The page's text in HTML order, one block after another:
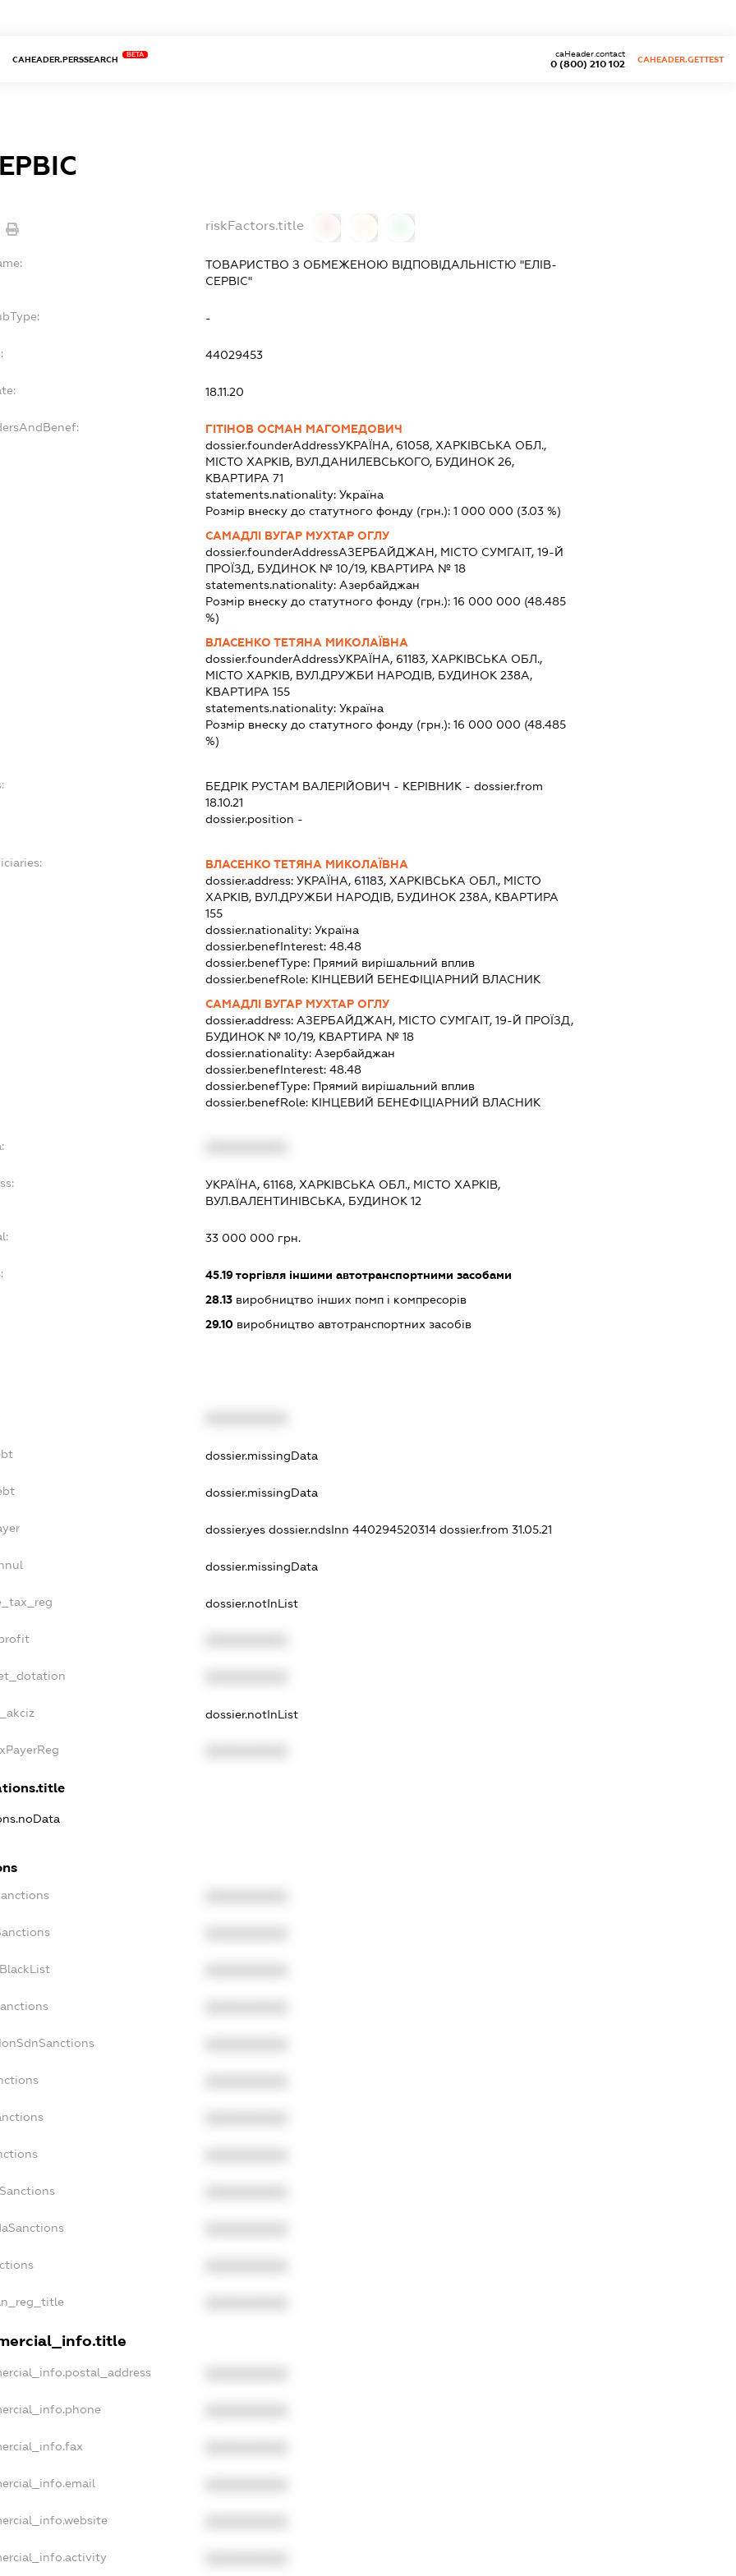
CAHEADER.PERSSEARCH
BETA
0 (800) 210 102
caHeader.contact
CAHEADER.GETTEST
riskFactors.title
ТОВАРИСТВО З ОБМЕЖЕНОЮ ВІДПОВІДАЛЬНІСТЮ "ЕЛІВ-
СЕРВІС"
-
44029453
18.11.20
ГІТІНОВ ОСМАН МАГОМЕДОВИЧ
dossier.founderAddressУКРАЇНА, 61058, ХАРКІВСЬКА ОБЛ.,
МІСТО ХАРКІВ, ВУЛ.ДАНИЛЕВСЬКОГО, БУДИНОК 26,
КВАРТИРА 71
statements.nationality:Україна
Розмір внеску до статутного фонду (грн.):1 000 000 (3.03 %)
САМАДЛІ ВУГАР МУХТАР ОГЛУ
dossier.founderAddressАЗЕРБАЙДЖАН, МІСТО СУМГАІТ, 19-Й
ПРОЇЗД, БУДИНОК № 10/19, КВАРТИРА № 18
statements.nationality: Азербайджан
Розмір внеску до статутного фонду (грн.):16 000 000 (48.485
%)
ВЛАСЕНКО ТЕТЯНА МИКОЛАЇВНА
dossier.founderAddressУКРАЇНА, 61183, ХАРКІВСЬКА ОБЛ.,
МІСТО ХАРКІВ, ВУЛ.ДРУЖБИ НАРОДІВ, БУДИНОК 238А,
КВАРТИРА 155
statements.nationality:Україна
Розмір внеску до статутного фонду (грн.):16 000 000 (48.485
%)
БЕДРІК РУСТАМ ВАЛЕРІЙОВИЧ - КЕРІВНИК - dossier.from
18.10.21
dossier.position -
ВЛАСЕНКО ТЕТЯНА МИКОЛАЇВНА
dossier.address:УКРАЇНА, 61183, ХАРКІВСЬКА ОБЛ., МІСТО
ХАРКІВ, ВУЛ.ДРУЖБИ НАРОДІВ, БУДИНОК 238А, КВАРТИРА
155
dossier.nationality:Україна
dossier.benefInterest:48.48
dossier.benefType: Прямий вирішальний вплив
dossier.benefRole: КІНЦЕВИЙ БЕНЕФІЦІАРНИЙ ВЛАСНИК
САМАДЛІ ВУГАР МУХТАР ОГЛУ
dossier.address: АЗЕРБАЙДЖАН, МІСТО СУМГАІТ, 19-Й ПРОЇЗД,
БУДИНОК № 10/19, КВАРТИРА № 18
dossier.nationality: Азербайджан
dossier.benefInterest:48.48
dossier.benefType: Прямий вирішальний вплив
dossier.benefRole: КІНЦЕВИЙ БЕНЕФІЦІАРНИЙ ВЛАСНИК
УКРАЇНА, 61168, ХАРКІВСЬКА ОБЛ., МІСТО ХАРКІВ,
ВУЛ.ВАЛЕНТИНІВСЬКА, БУДИНОК 12
33 000 000 грн.
45.19торгівля іншими автотранспортними засобами
28.13 виробництво інших помп і компресорів
29.10 виробництво автотранспортних засобів
dossier.missingData
dossier.missingData
dossier.yesdossier.ndsInn 440294520314dossier.from 31.05.21
dossier.missingData
dossier.notInList
dossier.notInList